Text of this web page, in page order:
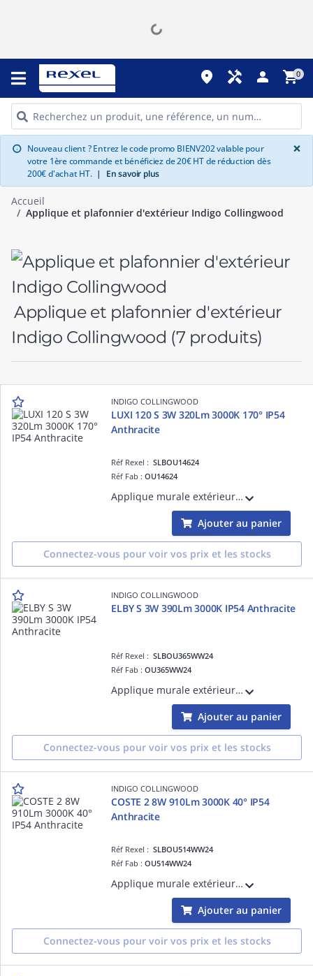
place handyman person shopping_cart0
info Nouveau client ? Entrez le code promo BIENV202 valable pour
votre 1ère commande et bénéficiez de 20€ HT de réduction dès
200€ d'achat HT. | En savoir plus
×
Accueil
Applique et plafonnier d'extérieur Indigo Collingwood
Applique et plafonnier d'extérieur
Indigo Collingwood (7 produits)
INDIGO COLLINGWOOD
LUXI 120 S 3W 320Lm 3000K 170° IP54
Anthracite
Réf Rexel :SLBOU14624
Réf Fab :OU14624
Applique murale extérieure pour balisage. Diffuseur en polycarbonate. Convertisseur non dimmable intégré dans l'appareil.
Ajouter au panier
Connectez-vous pour voir vos prix et les stocks
INDIGO COLLINGWOOD
ELBY S 3W 390Lm 3000K IP54 Anthracite
Réf Rexel :SLBOU365WW24
Réf Fab :OU365WW24
Applique murale extérieure pour balisage. Convertisseur non dimmable intégré dans l'appareil.
Ajouter au panier
Connectez-vous pour voir vos prix et les stocks
INDIGO COLLINGWOOD
COSTE 2 8W 910Lm 3000K 40° IP54
Anthracite
Réf Rexel :SLBOU514WW24
Réf Fab :OU514WW24
Applique murale extérieure pour balisage. Avec entrée et sortie de câble. Convertisseur non dimmable intégré dans l'appareil.
Ajouter au panier
Connectez-vous pour voir vos prix et les stocks